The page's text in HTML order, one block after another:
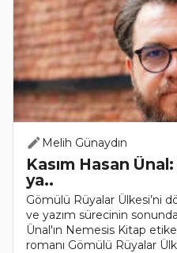
Melih Günaydın
Kasım Hasan
ya..
Gömülü Rüyalar Ülkesi’ni
ve yazım sürecinin
Ünal'ın Nemesis Kitap
romanı Gömülü Rüyalar